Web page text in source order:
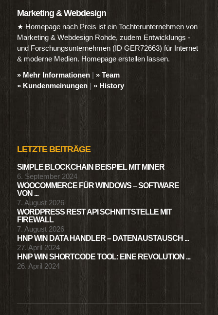
Marketing & Webdesign
★ Homepage nach Preis ist ein Tochterunternehmen von
Marketing & Webdesign Rohde, zudem Entwicklungs -
und Forschungsunternehmen (ID GER72663) für Internet
& moderne Medien. Homepage erstellen lassen.
» Mehr Informationen | » Team
» Kundenmeinungen | » History
LETZTE BEITRÄGE
SIMPLE BLOCKCHAIN BEISPIEL MIT MINER
6. September 2024
WOOCOMMERCE FÜR WINDOWS – SOFTWARE
VON ...
7. August 2026
WORDPRESS REST API SCHNITTSTELLE MIT
FIREWALL
7. August 2026
HNP WIN DATA HANDLER – DATENAUSTAUSCH ...
27. April 2024
HNP WIN SHORTCODE TOOL: EINE REVOLUTION ...
26. April 2024